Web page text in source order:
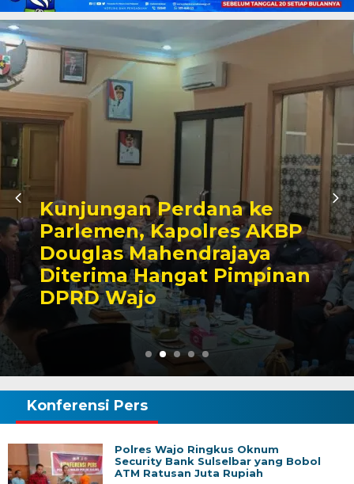
Awali Tugas sebagai
Kabagbinkar, AKBP
Taherong Tekankan
Kebersihan dan Disiplin
Demi Kepuasan Publik
Konferensi Pers
Polres Wajo Ringkus Oknum
Security Bank Sulselbar yang Bobol
ATM Ratusan Juta Rupiah